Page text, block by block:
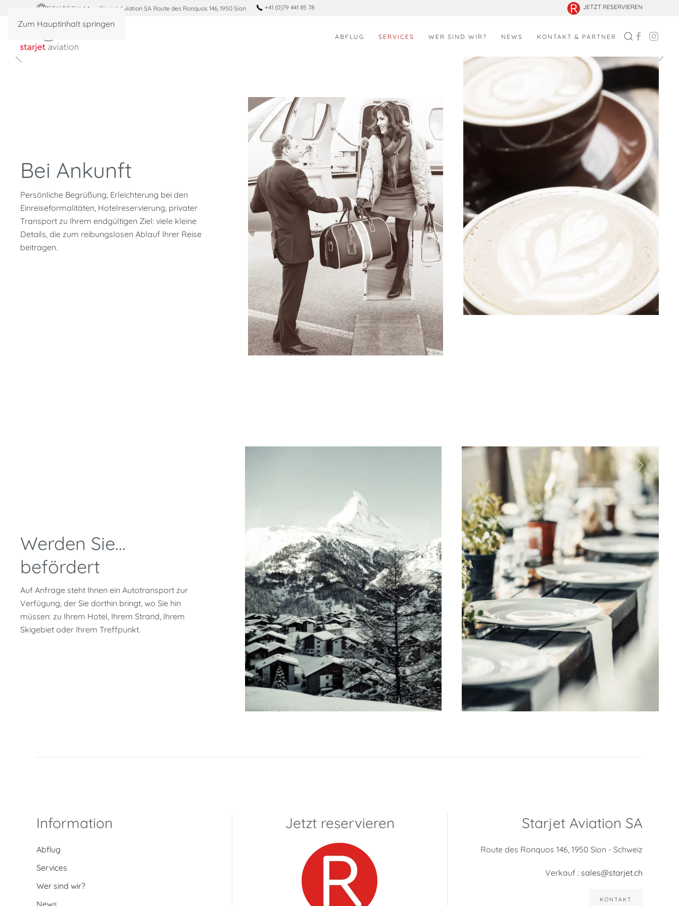
Zum Hauptinhalt springen
DEUTSCH Starjet Aviation SA Route des Ronquos 146, 1950 Sion +41 (0)79 441 85 78 JETZT RESERVIEREN
ABFLUG SERVICES WER SIND WIR? NEWS KONTAKT & PARTNER
Bei Ankunft
Persönliche Begrüßung, Erleichterung bei den
Einreiseformalitäten, Hotelreservierung, privater
Transport zu Ihrem endgültigen Ziel: viele kleine
Details, die zum reibungslosen Ablauf Ihrer Reise
beitragen.
Werden Sie...
befördert
Auf Anfrage steht Ihnen ein Autotransport zur
Verfügung, der Sie dorthin bringt, wo Sie hin
müssen: zu Ihrem Hotel, Ihrem Strand, Ihrem
Skigebiet oder Ihrem Treffpunkt.
Information
Abflug
Services
Wer sind wir?
Jetzt reservieren Starjet Aviation SA
Route des Ronquos 146, 1950 Sion - Schweiz
Verkauf :sales@starjet.ch
KONTAKT